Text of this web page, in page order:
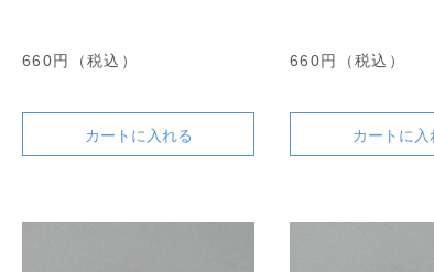
660円（税込）
カートに入れる
660円（税込）
カートに入